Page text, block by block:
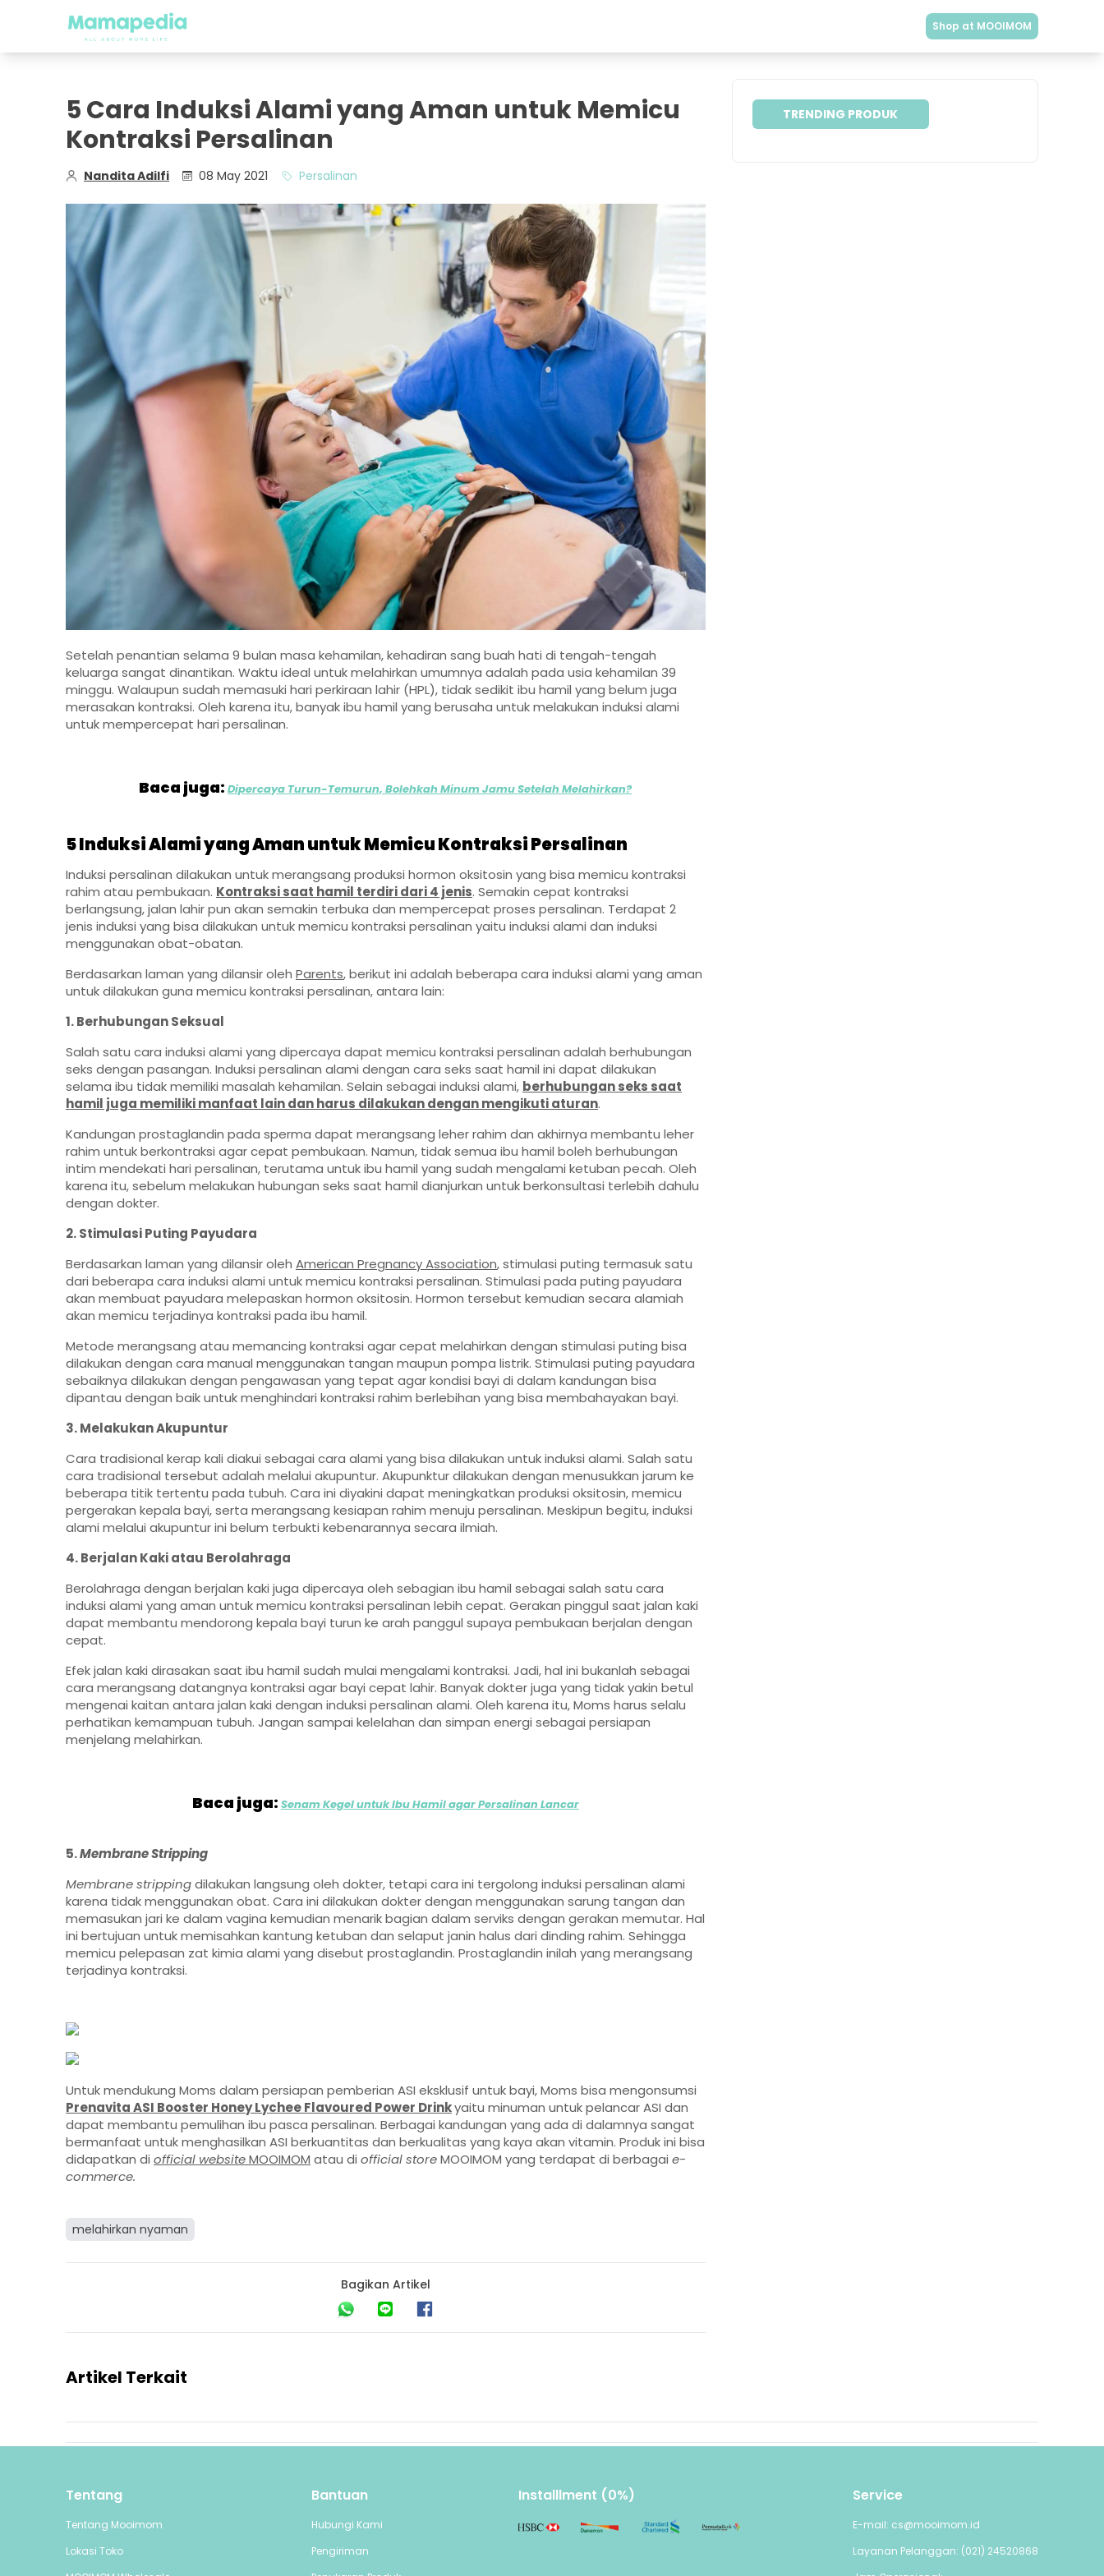
Shop at MOOIMOM
5 Cara Induksi Alami yang Aman untuk Memicu
Kontraksi Persalinan
Nandita Adilfi 08 May 2021 Persalinan
Setelah penantian selama 9 bulan masa kehamilan, kehadiran sang buah hati di tengah-tengah
keluarga sangat dinantikan. Waktu ideal untuk melahirkan umumnya adalah pada usia kehamilan 39
minggu. Walaupun sudah memasuki hari perkiraan lahir (HPL), tidak sedikit ibu hamil yang belum juga
merasakan kontraksi. Oleh karena itu, banyak ibu hamil yang berusaha untuk melakukan induksi alami
untuk mempercepat hari persalinan.
Baca juga:Dipercaya Turun-Temurun, Bolehkah Minum Jamu Setelah Melahirkan?
5 Induksi Alami yang Aman untuk Memicu Kontraksi Persalinan
Induksi persalinan dilakukan untuk merangsang produksi hormon oksitosin yang bisa memicu kontraksi
rahim atau pembukaan. Kontraksi saat hamil terdiri dari 4 jenis. Semakin cepat kontraksi
berlangsung, jalan lahir pun akan semakin terbuka dan mempercepat proses persalinan. Terdapat 2
jenis induksi yang bisa dilakukan untuk memicu kontraksi persalinan yaitu induksi alami dan induksi
menggunakan obat-obatan.
Berdasarkan laman yang dilansir oleh Parents, berikut ini adalah beberapa cara induksi alami yang aman
untuk dilakukan guna memicu kontraksi persalinan, antara lain:
1. Berhubungan Seksual
Salah satu cara induksi alami yang dipercaya dapat memicu kontraksi persalinan adalah berhubungan
seks dengan pasangan. Induksi persalinan alami dengan cara seks saat hamil ini dapat dilakukan
selama ibu tidak memiliki masalah kehamilan. Selain sebagai induksi alami, berhubungan seks saat
hamil juga memiliki manfaat lain dan harus dilakukan dengan mengikuti aturan.
Kandungan prostaglandin pada sperma dapat merangsang leher rahim dan akhirnya membantu leher
rahim untuk berkontraksi agar cepat pembukaan. Namun, tidak semua ibu hamil boleh berhubungan
intim mendekati hari persalinan, terutama untuk ibu hamil yang sudah mengalami ketuban pecah. Oleh
karena itu, sebelum melakukan hubungan seks saat hamil dianjurkan untuk berkonsultasi terlebih dahulu
dengan dokter.
2. Stimulasi Puting Payudara
Berdasarkan laman yang dilansir oleh American Pregnancy Association, stimulasi puting termasuk satu
dari beberapa cara induksi alami untuk memicu kontraksi persalinan. Stimulasi pada puting payudara
akan membuat payudara melepaskan hormon oksitosin. Hormon tersebut kemudian secara alamiah
akan memicu terjadinya kontraksi pada ibu hamil.
Metode merangsang atau memancing kontraksi agar cepat melahirkan dengan stimulasi puting bisa
dilakukan dengan cara manual menggunakan tangan maupun pompa listrik. Stimulasi puting payudara
sebaiknya dilakukan dengan pengawasan yang tepat agar kondisi bayi di dalam kandungan bisa
dipantau dengan baik untuk menghindari kontraksi rahim berlebihan yang bisa membahayakan bayi.
3. Melakukan Akupuntur
Cara tradisional kerap kali diakui sebagai cara alami yang bisa dilakukan untuk induksi alami. Salah satu
cara tradisional tersebut adalah melalui akupuntur. Akupunktur dilakukan dengan menusukkan jarum ke
beberapa titik tertentu pada tubuh. Cara ini diyakini dapat meningkatkan produksi oksitosin, memicu
pergerakan kepala bayi, serta merangsang kesiapan rahim menuju persalinan. Meskipun begitu, induksi
alami melalui akupuntur ini belum terbukti kebenarannya secara ilmiah.
4. Berjalan Kaki atau Berolahraga
Berolahraga dengan berjalan kaki juga dipercaya oleh sebagian ibu hamil sebagai salah satu cara
induksi alami yang aman untuk memicu kontraksi persalinan lebih cepat. Gerakan pinggul saat jalan kaki
dapat membantu mendorong kepala bayi turun ke arah panggul supaya pembukaan berjalan dengan
cepat.
Efek jalan kaki dirasakan saat ibu hamil sudah mulai mengalami kontraksi. Jadi, hal ini bukanlah sebagai
cara merangsang datangnya kontraksi agar bayi cepat lahir. Banyak dokter juga yang tidak yakin betul
mengenai kaitan antara jalan kaki dengan induksi persalinan alami. Oleh karena itu, Moms harus selalu
perhatikan kemampuan tubuh. Jangan sampai kelelahan dan simpan energi sebagai persiapan
menjelang melahirkan.
Baca juga: Senam Kegel untuk Ibu Hamil agar Persalinan Lancar
5.Membrane Stripping
Membrane strippingdilakukan langsung oleh dokter, tetapi cara ini tergolong induksi persalinan alami
karena tidak menggunakan obat. Cara ini dilakukan dokter dengan menggunakan sarung tangan dan
memasukan jari ke dalam vagina kemudian menarik bagian dalam serviks dengan gerakan memutar. Hal
ini bertujuan untuk memisahkan kantung ketuban dan selaput janin halus dari dinding rahim. Sehingga
memicu pelepasan zat kimia alami yang disebut prostaglandin. Prostaglandin inilah yang merangsang
terjadinya kontraksi.
Untuk mendukung Moms dalam persiapan pemberian ASI eksklusif untuk bayi, Moms bisa mengonsumsi
Prenavita ASI Booster Honey Lychee Flavoured Power Drinkyaitu minuman untuk pelancar ASI dan
dapat membantu pemulihan ibu pasca persalinan. Berbagai kandungan yang ada di dalamnya sangat
bermanfaat untuk menghasilkan ASI berkuantitas dan berkualitas yang kaya akan vitamin. Produk ini bisa
didapatkan di official websiteMOOIMOM atau di official storeMOOIMOM yang terdapat di berbagai e-
commerce.
melahirkan nyaman
Bagikan Artikel
TRENDING PRODUK
Artikel Terkait
Tentang
Tentang Mooimom
Lokasi Toko
Bantuan
Hubungi Kami
Pengiriman
Installlment (0%) Service
E-mail: cs@mooimom.id
Layanan Pelanggan: (021) 24520868